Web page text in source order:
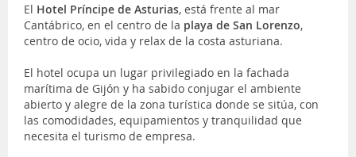
El Hotel Príncipe de Asturias, está frente al mar
Cantábrico, en el centro de la playa de San Lorenzo,
centro de ocio, vida y relax de la costa asturiana.
El hotel ocupa un lugar privilegiado en la fachada
marítima de Gijón y ha sabido conjugar el ambiente
abierto y alegre de la zona turística donde se sitúa, con
las comodidades, equipamientos y tranquilidad que
necesita el turismo de empresa.